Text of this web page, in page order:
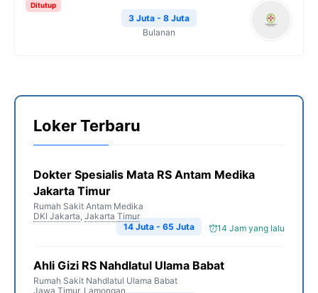
Ditutup
3 Juta - 8 Juta
Bulanan
Loker Terbaru
Dokter Spesialis Mata RS Antam Medika
Jakarta Timur
Rumah Sakit Antam Medika
DKI Jakarta, Jakarta Timur
14 Jam yang lalu
14 Juta - 65 Juta
Ahli Gizi RS Nahdlatul Ulama Babat
Rumah Sakit Nahdlatul Ulama Babat
Jawa Timur, Lamongan